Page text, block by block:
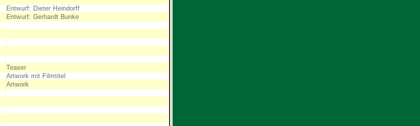
Entwurf: Dieter Heindorff
Entwurf: Gerhardt Bunke
Teaser
Artwork mit Filmtitel
Artwork